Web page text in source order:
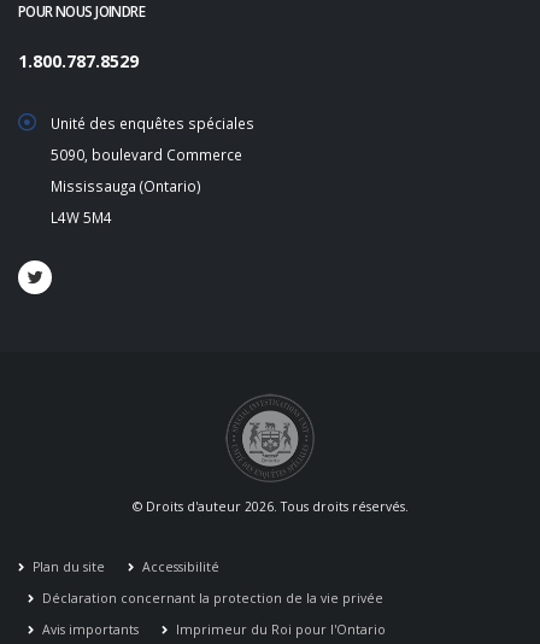
POUR NOUS JOINDRE
1.800.787.8529
Unité des enquêtes spéciales
5090, boulevard Commerce
Mississauga (Ontario)
L4W 5M4
© Droits d'auteur 2026. Tous droits réservés.
Plan du site
Accessibilité
Déclaration concernant la protection de la vie privée
Avis importants
Imprimeur du Roi pour l'Ontario